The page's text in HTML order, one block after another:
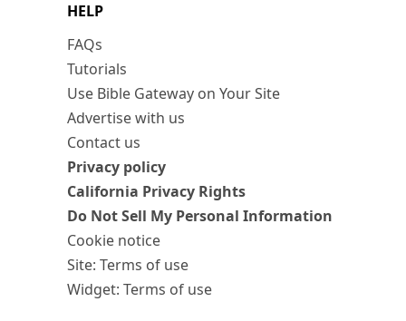
HELP
FAQs
Tutorials
Use Bible Gateway on Your Site
Advertise with us
Contact us
Privacy policy
California Privacy Rights
Do Not Sell My Personal Information
Cookie notice
Site: Terms of use
Widget: Terms of use